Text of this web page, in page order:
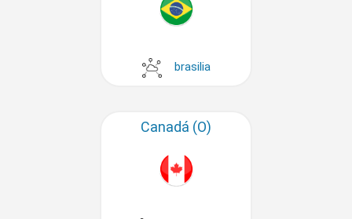
brasilia
Canadá (O)